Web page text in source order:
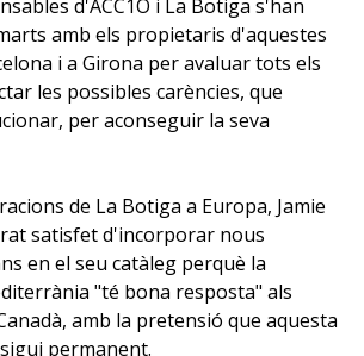
d'ACC1O i La Botiga s'han
amb els propietaris d'aquestes
i a Girona per avaluar tots els
les possibles carències, que
per aconseguir la seva
de La Botiga a Europa, Jamie
satisfet d'incorporar nous
en el seu catàleg perquè la
"té bona resposta" als
amb la pretensió que aquesta
permanent.